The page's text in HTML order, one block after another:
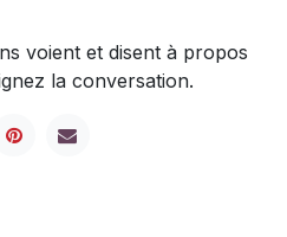
voient et disent à propos
la conversation.